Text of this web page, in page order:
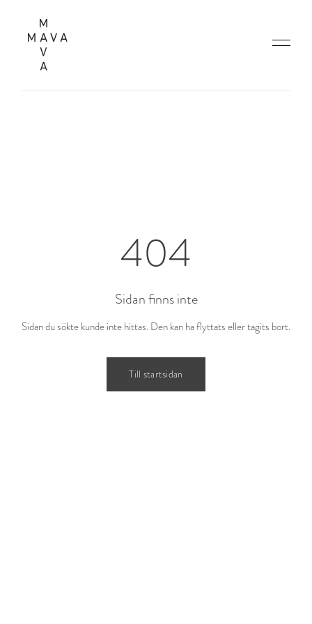
404
Sidan finns inte
Sidan du sökte kunde inte hittas. Den kan ha flyttats eller tagits bort.
Till startsidan